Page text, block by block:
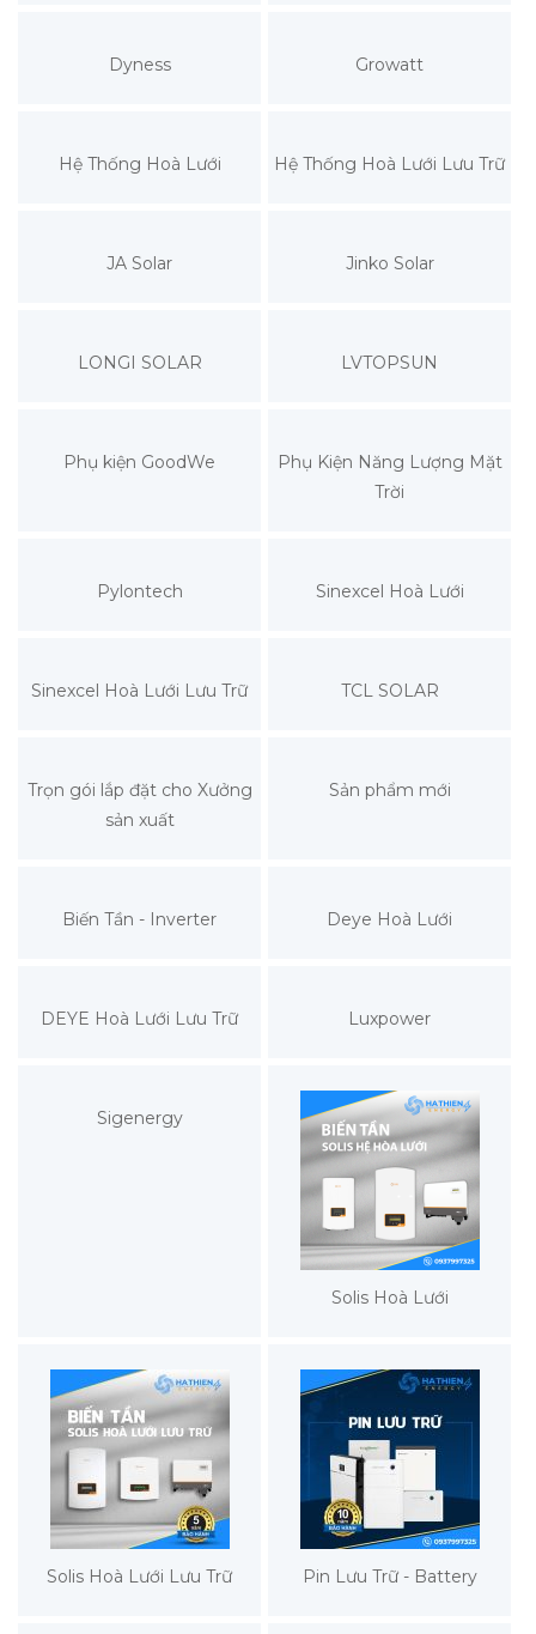
Dyness Growatt
Hệ Thống Hoà Lưới Hệ Thống Hoà Lưới Lưu Trữ
JA Solar Jinko Solar
LONGI SOLAR LVTOPSUN
Phụ kiện GoodWe
Phụ Kiện Năng Lượng Mặt
Trời
Pylontech Sinexcel Hoà Lưới
Sinexcel Hoà Lưới Lưu Trữ TCL SOLAR
Trọn gói lắp đặt cho Xưởng
sản xuất
Sản phẩm mới
Biến Tần - Inverter Deye Hoà Lưới
DEYE Hoà Lưới Lưu Trữ Luxpower
Sigenergy
Solis Hoà Lưới
Solis Hoà Lưới Lưu Trữ Pin Lưu Trữ - Battery